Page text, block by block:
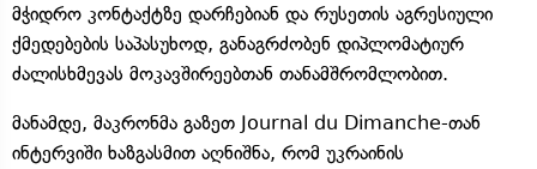
მჭიდრო კონტაქტზე დარჩებიან და რუსეთის აგრესიული
ქმედებების საპასუხოდ, განაგრძობენ დიპლომატიურ
ძალისხმევას მოკავშირეებთან თანამშრომლობით.
მანამდე, მაკრონმა გაზეთ Journal du Dimanche-თან
ინტერვიში ხაზგასმით აღნიშნა, რომ უკრაინის